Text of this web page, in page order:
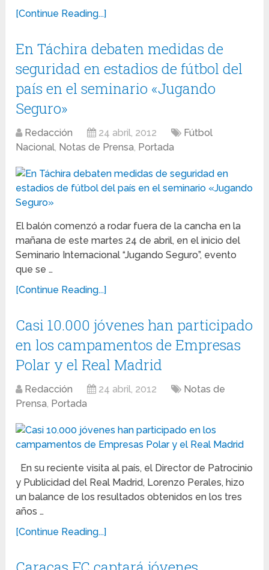
[Continue Reading...]
En Táchira debaten medidas de
seguridad en estadios de fútbol del
país en el seminario «Jugando
Seguro»
Redacción 24 abril, 2012
Fútbol
Nacional, Notas de Prensa, Portada
El balón comenzó a rodar fuera de la cancha en la
mañana de este martes 24 de abril, en el inicio del
Seminario Internacional “Jugando Seguro”, evento
que se …
[Continue Reading...]
Casi 10.000 jóvenes han participado
en los campamentos de Empresas
Polar y el Real Madrid
Redacción 24 abril, 2012
Notas de
Prensa, Portada
En su reciente visita al país, el Director de Patrocinio
y Publicidad del Real Madrid, Lorenzo Perales, hizo
un balance de los resultados obtenidos en los tres
años …
[Continue Reading...]